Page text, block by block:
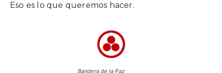
Eso es lo que queremos hacer.
Bandera de la Paz